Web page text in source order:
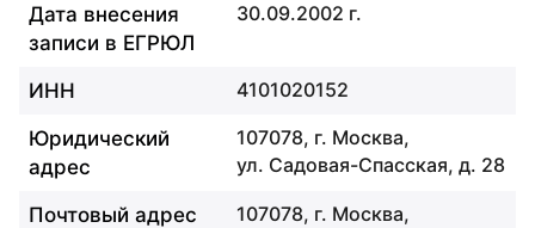
Дата внесения
записи в ЕГРЮЛ
30.09.2002 г.
ИНН 4101020152
Юридический
адрес
107078, г. Москва,
ул. Садовая-Спасская, д. 28
Почтовый адрес
107078, г. Москва,